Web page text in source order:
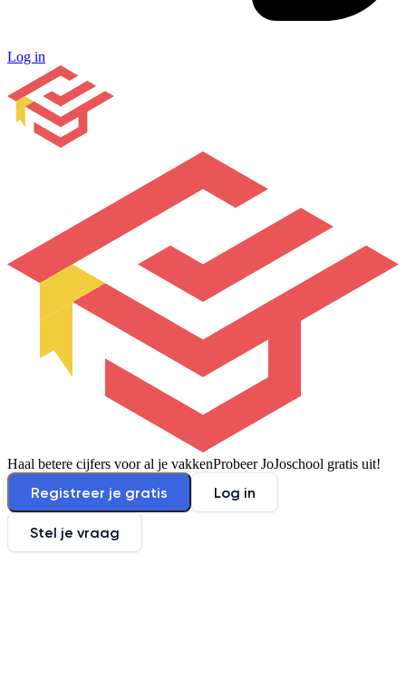
Log in
Haal betere cijfers voor al je vakkenProbeer JoJoschool gratis uit!
Registreer je gratis Log in
Stel je vraag